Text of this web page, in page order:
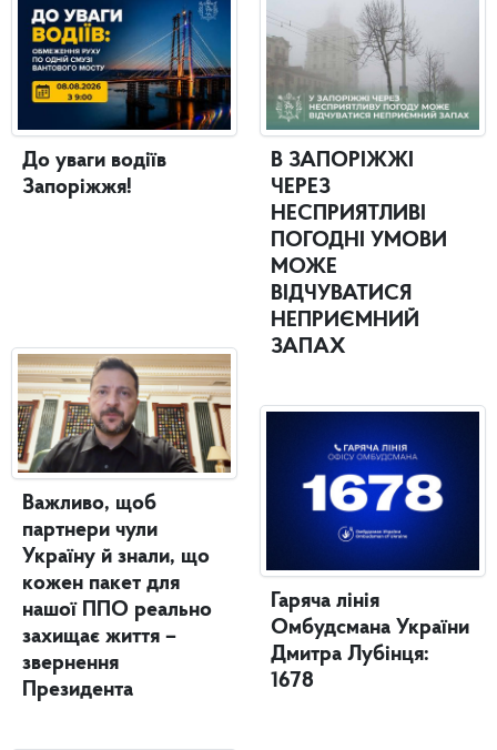
До уваги водіїв
Запоріжжя!
Важливо, щоб
партнери чули
Україну й знали, що
кожен пакет для
нашої ППО реально
захищає життя –
звернення
Президента
В ЗАПОРІЖЖІ
ЧЕРЕЗ
НЕСПРИЯТЛИВІ
ПОГОДНІ УМОВИ
МОЖЕ
ВІДЧУВАТИСЯ
НЕПРИЄМНИЙ
ЗАПАХ
Гаряча лінія
Омбудсмана України
Дмитра Лубінця:
1678